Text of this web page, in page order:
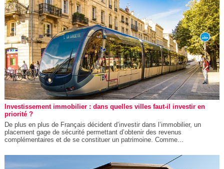
Investissement immobilier : dans quelles villes faut-il investir en
priorité ?
De plus en plus de Français décident d’investir dans l’immobilier, un
placement gage de sécurité permettant d’obtenir des revenus
complémentaires et de se constituer un patrimoine. Comme...